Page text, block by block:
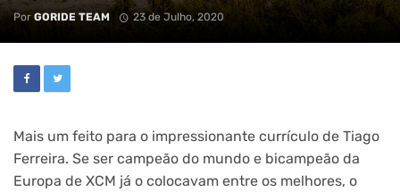
Por GORIDE TEAM 23 de Julho, 2020
Mais um feito para o impressionante currículo de Tiago
Ferreira. Se ser campeão do mundo e bicampeão da
Europa de XCM já o colocavam entre os melhores, o